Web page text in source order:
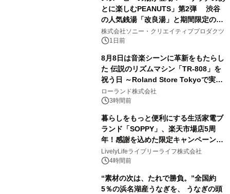
とに楽しむPEANUTS」第2弾 渋谷
の人気銭湯「改良湯」と期間限定のコ
ラボレーション サウナイキタイコラ
ボグッズも発売決定！
株式会社ソニー・クリエイティブプロダクツ
1日前
8月8日は音楽シーンに革新をもたらし
た 伝説のリズムマシン「TR-808」を
祝う日 ～Roland Store Tokyoで実機
を展示しての 記念キャンペーンを開
催 英国ラジオ「NTS」の 特別プログ
アーティストを フィーチャーしたアニ
メーションを公開～
ローランド株式会社
3時間前
暮らしをもっと便利にする生活家電ブ
ランド「SOPPY」、楽天市場店5周
年！感謝を込めた限定キャンペーンを
8月10日より開催
LivelyLifeライブリーライフ株式会社
4時間前
“素材の次は、たれで勝負。”全国約
5％の浜名湖産うなぎを、 うなぎの頭